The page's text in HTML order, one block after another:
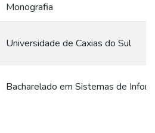
Monografia
Universidade de Caxias do Sul
Bacharelado em Sistemas de